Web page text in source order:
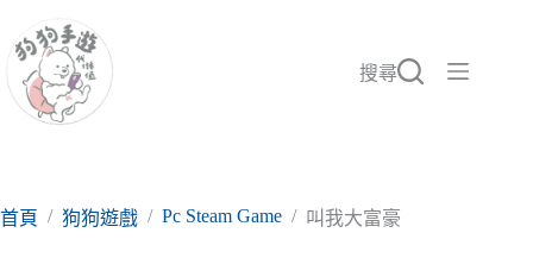
至
要
搜尋
首頁 / 狗狗遊戲 / Pc Steam Game / 叫我大富豪